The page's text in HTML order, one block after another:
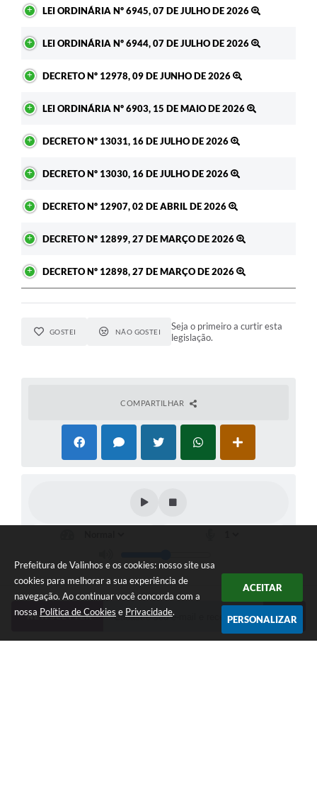
Prefeitura de Valinhos e os cookies: nosso site usa
cookies para melhorar a sua experiência de
navegação. Ao continuar você concorda com a
nossa Política de Cookies e Privacidade.
ACEITAR
PERSONALIZAR
LEI ORDINÁRIA Nº 6945, 07 DE JULHO DE 2026
LEI ORDINÁRIA Nº 6944, 07 DE JULHO DE 2026
DECRETO Nº 12978, 09 DE JUNHO DE 2026
LEI ORDINÁRIA Nº 6903, 15 DE MAIO DE 2026
DECRETO Nº 13031, 16 DE JULHO DE 2026
DECRETO Nº 13030, 16 DE JULHO DE 2026
DECRETO Nº 12907, 02 DE ABRIL DE 2026
DECRETO Nº 12899, 27 DE MARÇO DE 2026
DECRETO Nº 12898, 27 DE MARÇO DE 2026
GOSTEI NÃO GOSTEI
Seja o primeiro a curtir esta
legislação.
COMPARTILHAR
NEWSLETTER